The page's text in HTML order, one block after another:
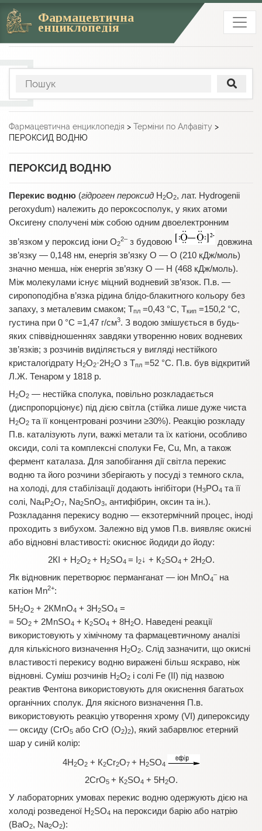
Фармацевтична
енциклопедія
Фармацевтична енциклопедія > Терміни по Алфавіту >
ПЕРОКСИД ВОДНЮ
ПЕРОКСИД ВОДНЮ
Перекис водню (гідроген пероксид Н2О2, лат. Hydrogenii
peroxydum) належить до пероксосполук, у яких атоми
Оксигену сполучені між собою одним двоелектронним
зв’язком у пероксид іони О2
2– з будовою
довжина
зв’язку — 0,148 нм, енергія зв’язку О — О (210 кДж/моль)
значно менша, ніж енергія зв’язку О — Н (468 кДж/моль).
Між молекулами існує міцний водневий зв’язок. П.в. —
сиропоподібна в’язка рідина блідо-блакитного кольору без
запаху, з металевим смаком; Тпл =0,43 °С, Ткип =150,2 °С,
густина при 0 °С =1,47 г/см3. З водою змішується в будь-
яких співвідношеннях завдяки утворенню нових водневих
зв’язків; з розчинів виділяється у вигляді нестійкого
кристалогідрату Н2О2·2Н2О з Тпл =52 °С. П.в. був відкритий
Л.Ж. Тенаром у 1818 р.
Н2О2 — нестійка сполука, повільно розкладається
(диспропорціонує) під дією світла (стійка лише дуже чиста
Н2О2 та її концентровані розчини ≥30%). Реакцію розкладу
П.в. каталізують луги, важкі метали та їх катіони, особливо
оксиди, солі та комплексні сполуки Fe, Cu, Mn, а також
фермент каталaза. Для запобігання дії світла перекис
водню та його розчини зберігають у посуді з темного скла,
на холоді, для стабілізації додають інгібітори (Н3РО4 та її
солі, Na4P2O7, Na2SnO3, антифібрин, оксин та ін.).
Розкладання перекису водню — екзотермічний процес, іноді
проходить з вибухом. Залежно від умов П.в. виявляє окисні
або відновні властивості: окиснює йодиди до йоду:
2КІ + Н2О2 + Н2SО4 = І2↓ + К2SО4 + 2Н2О.
Як відновник перетворює перманганат — іон MnO4
– на
катіон Mn2+:
5Н2О2 + 2КMnO4 + 3Н2SО4 =
= 5О2 + 2MnSO4 + К2SО4 + 8Н2О. Наведені реакції
використовують у хімічному та фармацевтичному аналізі
для кількісного визначення Н2О2. Слід зазначити, що окисні
властивості перекису водню виражені більш яскраво, ніж
відновні. Суміш розчинів Н2О2 і солі Fe (ІІ) під назвою
реактив Фентона використовують для окиснення багатьох
органічних сполук. Для якісного визначення П.в.
використовують реакцію утворення хрому (VI) дипероксиду
— оксиду (СrО5 або СrО (О2)2), який забарвлює етерний
шар у синій колір:
4Н2О2+ К2Сr2О7 + Н2SО4
2СrО5 + К2SО4 + 5Н2О.
У лабораторних умовах перекис водню одержують дією на
холоді розведеної Н2SО4 на пероксиди барію або натрію
(BaO2, Na2O2):